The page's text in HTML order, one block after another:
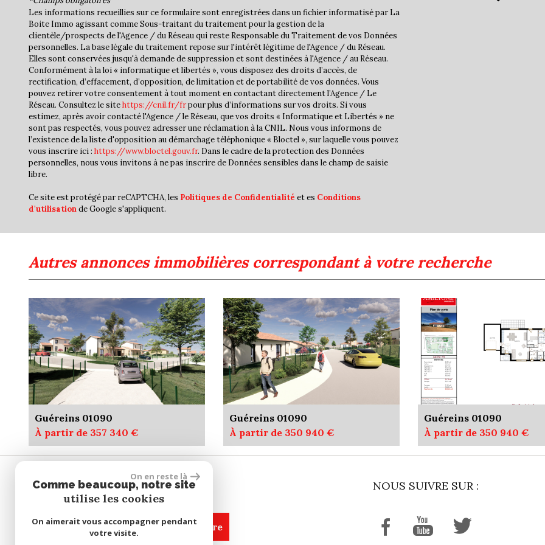
Les informations recueillies sur ce formulaire sont enregistrées dans un fichier informatisé par La
Boite Immo agissant comme Sous-traitant du traitement pour la gestion de la
clientèle/prospects de l'Agence / du Réseau qui reste Responsable du Traitement de vos Données
personnelles. La base légale du traitement repose sur l'intérêt légitime de l'Agence / du Réseau.
Elles sont conservées jusqu'à demande de suppression et sont destinées à l'Agence / au Réseau.
Conformément à la loi « informatique et libertés », vous disposez des droits d’accès, de
rectification, d’effacement, d’opposition, de limitation et de portabilité de vos données. Vous
pouvez retirer votre consentement à tout moment en contactant directement l’Agence / Le
Réseau. Consultez le sitehttps://cnil.fr/frpour plus d’informations sur vos droits. Si vous
estimez, après avoir contacté l'Agence / le Réseau, que vos droits « Informatique et Libertés » ne
sont pas respectés, vous pouvez adresser une réclamation à la CNIL. Nous vous informons de
l’existence de la liste d'opposition au démarchage téléphonique « Bloctel », sur laquelle vous pouvez
vous inscrire ici : https://www.bloctel.gouv.fr. Dans le cadre de la protection des Données
personnelles, nous vous invitons à ne pas inscrire de Données sensibles dans le champ de saisie
libre.
Ce site est protégé par reCAPTCHA, les Politiques de Confidentialité et es Conditions
d'utilisationde Google s'appliquent.
autres annonces immobilières correspondant à votre recherche
Guéreins 01090
À partir de 357 340 €
Guéreins 01090
À partir de 350 940 €
Guéreins 01090
À partir de 350 940 €
NOUS SUIVRE SUR :
SE CONNECTER
espace propriétaire
On en reste là
Comme beaucoup, notre site
utilise les cookies
On aimerait vous accompagner pendant
votre visite.